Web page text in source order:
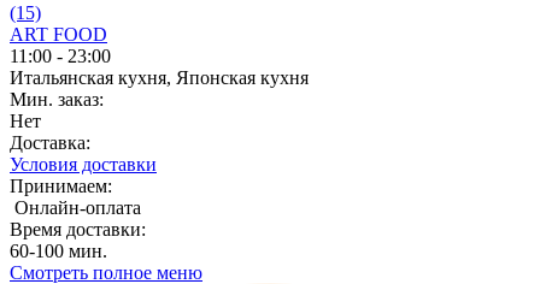
(15)
ART FOOD
11:00 - 23:00
Итальянская кухня, Японская кухня
Мин. заказ:
Нет
Доставка:
Условия доставки
Принимаем:
Онлайн-оплата
Время доставки:
60-100 мин.
Смотреть полное меню